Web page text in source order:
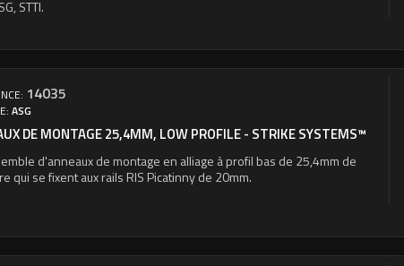
STTI.
14035
ASG
DE MONTAGE 25,4MM, LOW PROFILE - STRIKE SYSTEMS™
d'anneaux de montage en alliage à profil bas de 25,4mm de
qui se fixent aux rails RIS Picatinny de 20mm.